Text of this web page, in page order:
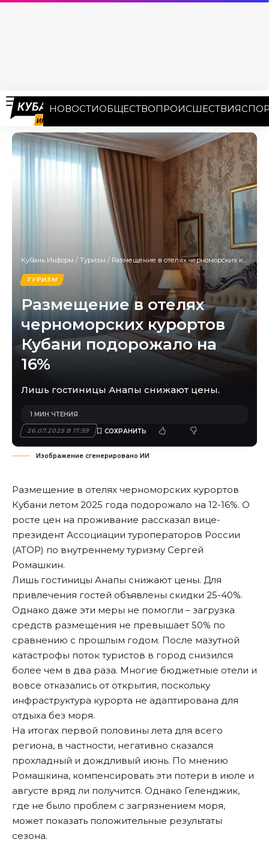
НОВОСТИОБЩЕСТВОПРОИСШЕСТВИЯ
Кубань Информ / Туризм / Размещение в отелях черноморских курортов Кубани подорожало на 16%
ТУРИЗМ
Размещение в отелях
черноморских курортов
Кубани подорожало на
16%
Лишь гостиницы Анапы снижают цены.
26.07.2025 В 17:59
1 МИН ЧТЕНИЯ
Изображение сгенерировано ИИ
Размещение в отелях черноморских курортов
Кубани летом 2025 года подорожало на 12-16%. О
росте цен на проживание рассказал вице-
президент Ассоциации туроператоров России
(АТОР) по внутреннему туризму Сергей
Ромашкин.
Лишь гостиницы Анапы снижают цены. Для
привлечения гостей объявлены скидки 25-40%.
Однако даже эти меры не помогли – загрузка
средств размещения не превышает 50% по
сравнению с прошлым годом. После мазутной
катастрофы поток туристов в город снизился
более чем в два раза. Многие бюджетные отели и
вовсе отказались от открытия, поскольку
инфраструктура курорта не адаптирована для
отдыха без моря.
На итогах первой половины лета для всего
региона, в частности, негативно сказался
прохладный и дождливый июнь. По мнению
Ромашкина, компенсировать эти потери в июле и
августе вряд ли получится. Однако Геленджик,
где не было проблем с загрязнением моря,
может показать положительные результаты
сезона.